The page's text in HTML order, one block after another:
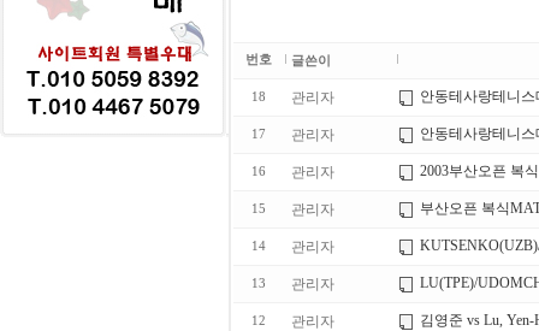
번호 글쓴이
18 관리자 안동테사랑테니
17 관리자 안동테사랑테니
16 관리자 2003부산오픈 복
15 관리자 부산오픈 복식
14 관리자
13 관리자 LU(TPE)/
12 관리자 김영준 vs Lu, Yen-